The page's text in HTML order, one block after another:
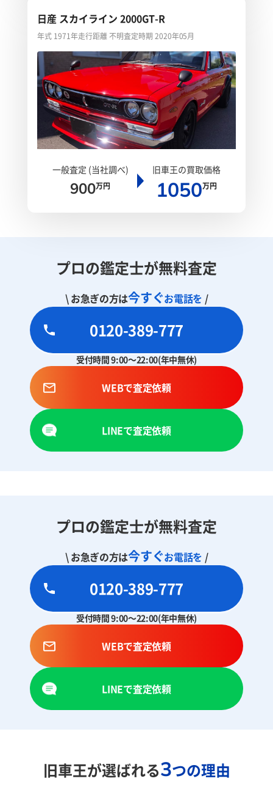
日産 スカイライン 2000GT-R
年式 1971年走行距離 不明査定時期 2020年05月
一般査定 (当社調べ)
900万円
旧車王の買取価格
1050万円
プロの鑑定士が無料査定
\ お急ぎの方は今すぐお電話を /
0120-389-777
受付時間 9:00～22:00(年中無休)
WEBで査定依頼
LINEで査定依頼
プロの鑑定士が無料査定
\ お急ぎの方は今すぐお電話を /
0120-389-777
受付時間 9:00～22:00(年中無休)
WEBで査定依頼
LINEで査定依頼
旧車王が選ばれる3つの理由